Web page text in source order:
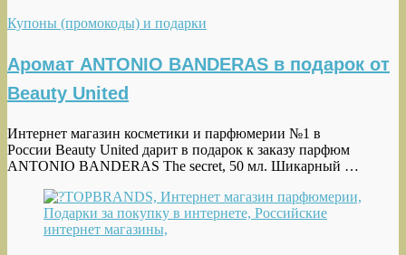
Купоны (промокоды) и подарки
Аромат ANTONIO BANDERAS в подарок от
Beauty United
Интернет магазин косметики и парфюмерии №1 в
России Beauty United дарит в подарок к заказу парфюм
ANTONIO BANDERAS The secret, 50 мл. Шикарный …